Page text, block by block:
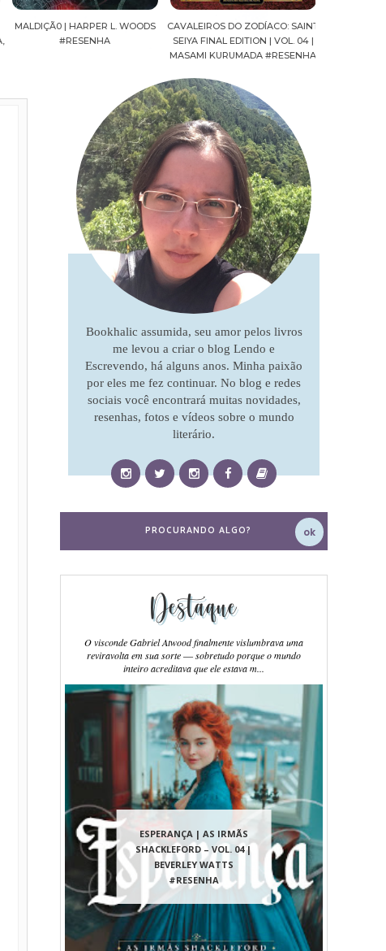
MALDIÇÃ0 | HARPER L. WOODS
#RESENHA
CAVALEIROS DO ZODÍACO: SAINT
SEIYA FINAL EDITION | VOL. 04 |
MASAMI KURUMADA #RESENHA
Bookhalic assumida, seu amor pelos livros
me levou a criar o blog Lendo e
Escrevendo, há alguns anos. Minha paixão
por eles me fez continuar. No blog e redes
sociais você encontrará muitas novidades,
resenhas, fotos e vídeos sobre o mundo
literário.
Destaque
ESPERANÇA | AS IRMÃS
SHACKLEFORD – VOL. 04 |
BEVERLEY WATTS
#RESENHA
O visconde Gabriel Atwood finalmente vislumbrava uma
reviravolta em sua sorte ― sobretudo porque o mundo
inteiro acreditava que ele estava m...